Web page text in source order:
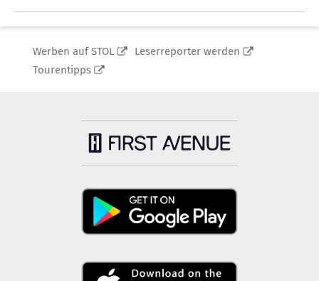
Werben auf STOL
Leserreporter werden
Tourentipps